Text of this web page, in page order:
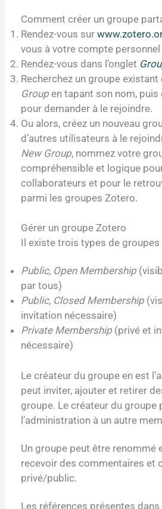
Comment créer un groupe
Rendez-vous sur
vous à votre compte personnel
Rendez-vous dans l’onglet
Recherchez un groupe existant
Groupen tapant son nom, puis
pour demander à le rejoindre.
Ou alors, créez un nouveau
d’autres utilisateurs à le
New Group, nommez votre
compréhensible et logique
collaborateurs et pour le
parmi les groupes Zotero.
Gérer un groupe Zotero
Il existe trois types de groupes
Public, Open Membership
par tous)
Public, Closed Membership
invitation nécessaire)
Private Membership(privé et
nécessaire)
Le créateur du groupe en est
peut inviter, ajouter et retirer
groupe. Le créateur du groupe
l’administration à un autre
Un groupe peut être renommé
recevoir des commentaires et
privé/public.
Les références présentes